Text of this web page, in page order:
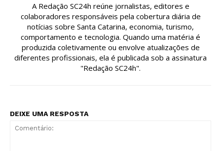
A Redação SC24h reúne jornalistas, editores e
colaboradores responsáveis pela cobertura diária de
notícias sobre Santa Catarina, economia, turismo,
comportamento e tecnologia. Quando uma matéria é
produzida coletivamente ou envolve atualizações de
diferentes profissionais, ela é publicada sob a assinatura
"Redação SC24h".
DEIXE UMA RESPOSTA